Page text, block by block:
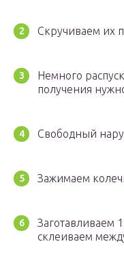
Скручиваем их
Немного
получения
Свободный
Зажимаем
Заготавливаем
склеиваем